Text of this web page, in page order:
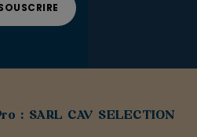
: SARL CAV SELECTION